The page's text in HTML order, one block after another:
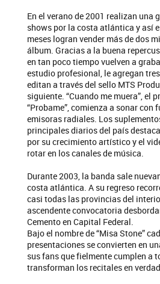
En el verano de 2001 realizan una
shows por la costa atlántica y así
meses logran vender más de dos
álbum. Gracias a la buena
en tan poco tiempo vuelven a
estudio profesional, le agregan
editan a través del sello MTS
siguiente. “Cuando me muera”, el
“Probame”, comienza a sonar con
emisoras radiales. Los
principales diarios del país
por su crecimiento artístico y el
rotar en los canales de música.
Durante 2003, la banda sale
costa atlántica. A su regreso
casi todas las provincias del
ascendente convocatoria
Cemento en Capital Federal.
Bajo el nombre de “Misa Stone”
presentaciones se convierten en
sus fans que fielmente cumplen a
transforman los recitales en